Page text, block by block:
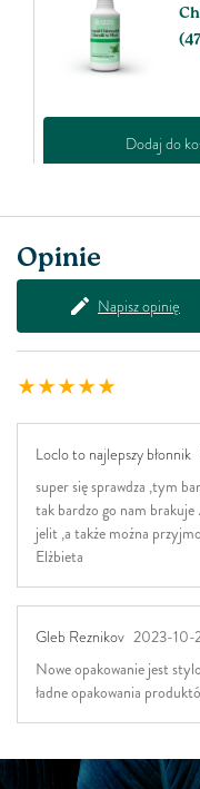
Dodaj do
Opinie
Napisz opinię
Loclo to najlepszy błonnik
super się sprawdza ,tym
tak bardzo go nam brakuje
jelit ,a także można
Elżbieta
Gleb Reznikov 2023-10-
Nowe opakowanie jest
ładne opakowania